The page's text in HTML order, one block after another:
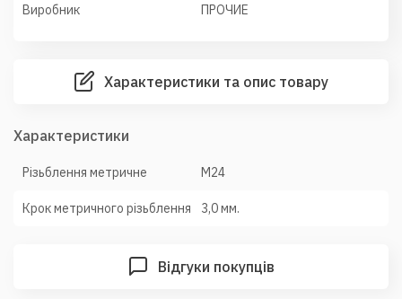
Виробник ПРОЧИЕ
Характеристики та опис товару
Відгуки покупців
Характеристики
Різьблення метричне М24
Крок метричного різьблення 3,0 мм.